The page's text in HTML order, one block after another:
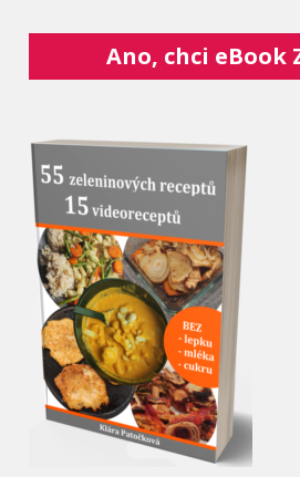
Ano, chci eBook